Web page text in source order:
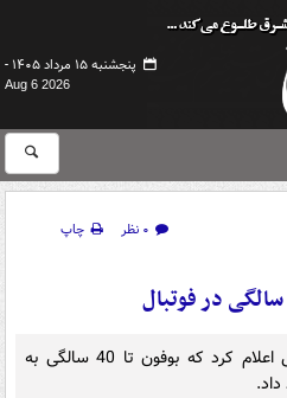
پنجشنبه ۱۵ مرداد ۱۴۰۵ -
Aug 6 2026
۰ نظر
چاپ
مدیربرنامه‌های دروازه‌بان ایتالیایی اعلام کرد که بوفون تا 40 سالگی به